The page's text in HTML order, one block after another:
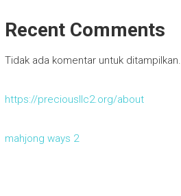
Recent Comments
Tidak ada komentar untuk ditampilkan.
https://preciousllc2.org/about
mahjong ways 2